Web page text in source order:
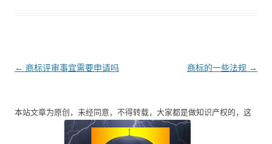
文
航
← 商标评审事宜需要申请吗 商标的一些法规 →
本站文章为原创，未经同意，不得转载，大家都是做知识产权的，这